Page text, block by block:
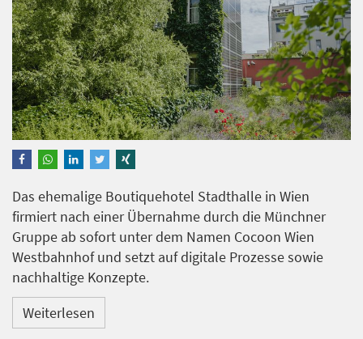
Das ehemalige Boutiquehotel Stadthalle in Wien
firmiert nach einer Übernahme durch die Münchner
Gruppe ab sofort unter dem Namen Cocoon Wien
Westbahnhof und setzt auf digitale Prozesse sowie
nachhaltige Konzepte.
Weiterlesen